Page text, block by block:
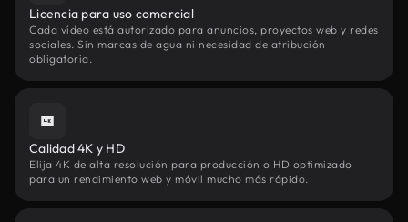
Licencia para uso comercial
Cada vídeo está autorizado para anuncios, proyectos web y redes
sociales. Sin marcas de agua ni necesidad de atribución
obligatoria.
Calidad 4K y HD
Elija 4K de alta resolución para producción o HD optimizado
para un rendimiento web y móvil mucho más rápido.